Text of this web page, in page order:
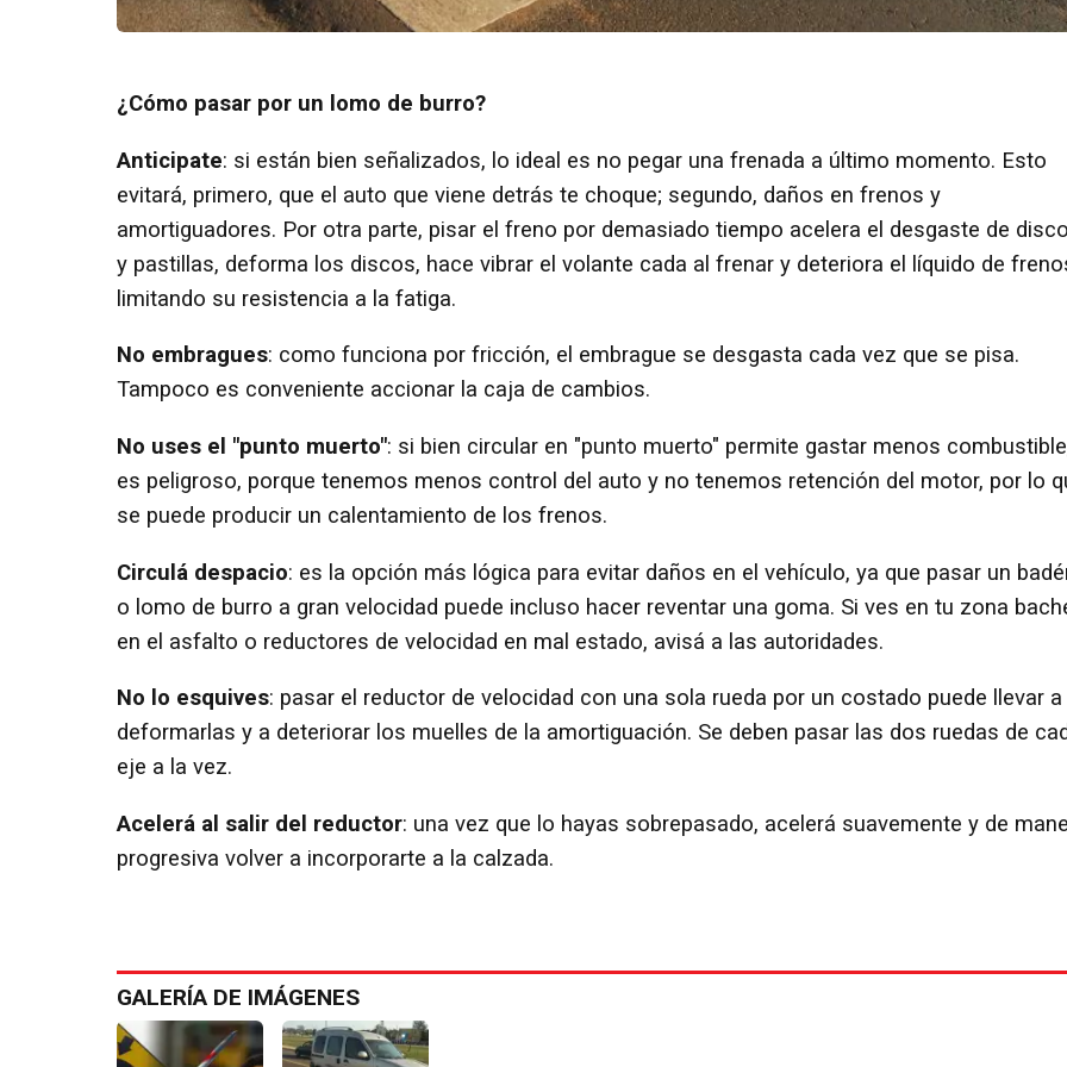
¿Cómo pasar por un lomo de burro?
Anticipate: si están bien señalizados, lo ideal es no pegar una frenada a último momento. Esto
evitará, primero, que el auto que viene detrás te choque; segundo, daños en frenos y
amortiguadores. Por otra parte, pisar el freno por demasiado tiempo acelera el desgaste de
y pastillas, deforma los discos, hace vibrar el volante cada al frenar y deteriora el líquido de
limitando su resistencia a la fatiga.
No embragues: como funciona por fricción, el embrague se desgasta cada vez que se pisa.
Tampoco es conveniente accionar la caja de cambios.
No uses el "punto muerto": si bien circular en "punto muerto" permite gastar menos
es peligroso, porque tenemos menos control del auto y no tenemos retención del motor, por lo
se puede producir un calentamiento de los frenos.
Circulá despacio: es la opción más lógica para evitar daños en el vehículo, ya que pasar un
o lomo de burro a gran velocidad puede incluso hacer reventar una goma. Si ves en tu zona
en el asfalto o reductores de velocidad en mal estado, avisá a las autoridades.
No lo esquives: pasar el reductor de velocidad con una sola rueda por un costado puede llevar a
deformarlas y a deteriorar los muelles de la amortiguación. Se deben pasar las dos ruedas de
eje a la vez.
Acelerá al salir del reductor: una vez que lo hayas sobrepasado, acelerá suavemente y de
progresiva volver a incorporarte a la calzada.
GALERÍA DE IMÁGENES